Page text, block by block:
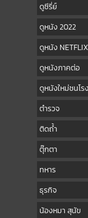
ดูซีรี่ย์
ดูหนัง 2022
ดูหนัง NETFLIX
ดูหนังภาคต่อ
ดูหนังใหม่ชนโรง
ตำรวจ
ติดถ้ำ
ตุ๊กตา
ทหาร
ธุรกิจ
น้องหมา สุนัข